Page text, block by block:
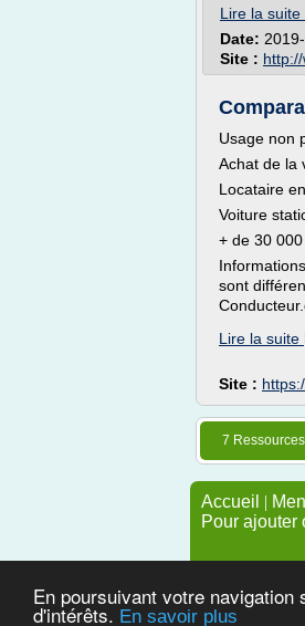
En poursuivant votre
d'intérêts. En savoir plus
Lire la suite
Date:
Site :
Usage non
Achat de la
Locataire
Voiture
+ de 30
sont
Lire la suite
Site :
7 Ressources
Accueil |
Pour ajouter